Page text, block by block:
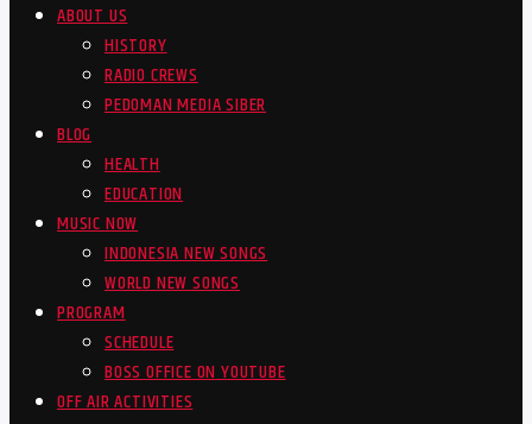
ABOUT US
HISTORY
RADIO CREWS
PEDOMAN MEDIA SIBER
BLOG
HEALTH
EDUCATION
MUSIC NOW
INDONESIA NEW SONGS
WORLD NEW SONGS
PROGRAM
SCHEDULE
BOSS OFFICE ON YOUTUBE
OFF AIR ACTIVITIES